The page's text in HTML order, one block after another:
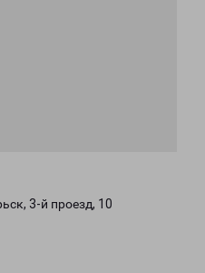
3-й проезд, 10